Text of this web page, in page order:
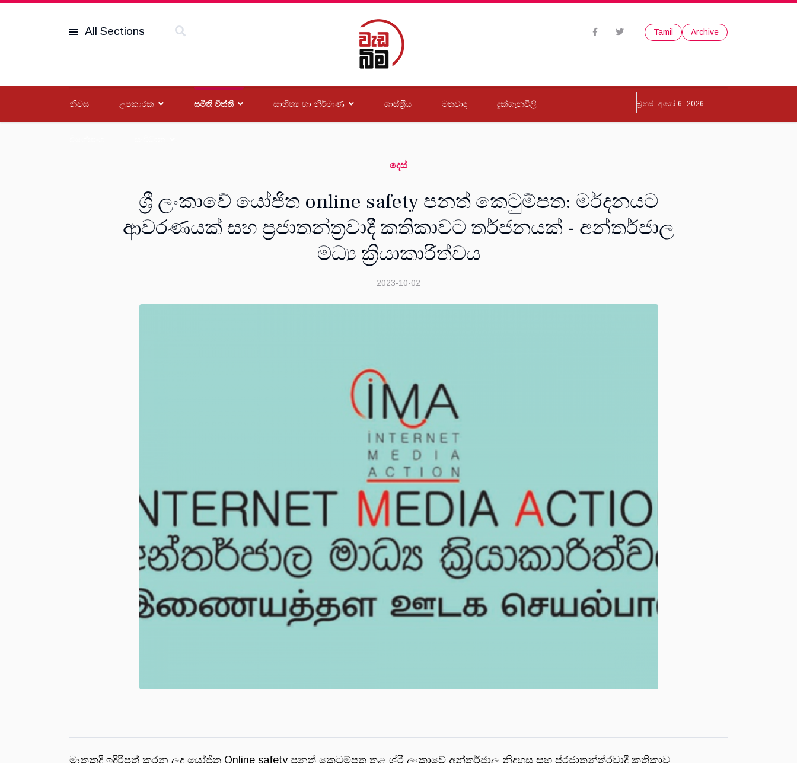
All Sections Tamil Archive
නිවස උපකාරක සමිති විත්ති සාහිත්‍ය හා නිර්මාණ ශාස්ත‍්‍රීය මතවාද දුක්ගැනවිලි බ්‍රහස්, අගෝ 6, 2026
දෙස්
ශ්‍රී ලංකාවේ යෝජිත online safety පනත් කෙටුම්පත: මර්දනයට
ආවරණයක් සහ ප්‍රජාතන්ත්‍රවාදී කතිකාවට තර්ජනයක් - අන්තර්ජාල
මධ්‍ය ක්‍රියාකාරීත්වය
2023-10-02
මෑතකදී ඉදිරිපත් කරන ලද යෝජිත Online safety පනත් කෙටුම්පත තුළ ශ්රී ලංකාවේ අන්තර්ජාල නිදහස සහ ප්රජාතන්ත්රවාදී කතිකාව